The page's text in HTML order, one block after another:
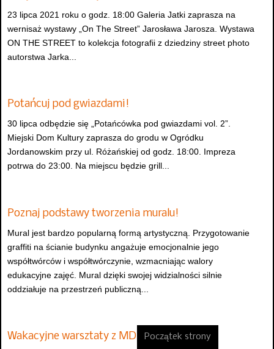
23 lipca 2021 roku o godz. 18:00 Galeria Jatki zaprasza na
wernisaż wystawy „On The Street” Jarosława Jarosza. Wystawa
ON THE STREET to kolekcja fotografii z dziedziny street photo
autorstwa Jarka...
Potańcuj pod gwiazdami!
30 lipca odbędzie się „Potańcówka pod gwiazdami vol. 2”.
Miejski Dom Kultury zaprasza do grodu w Ogródku
Jordanowskim przy ul. Różańskiej od godz. 18:00. Impreza
potrwa do 23:00. Na miejscu będzie grill...
Poznaj podstawy tworzenia muralu!
Mural jest bardzo popularną formą artystyczną. Przygotowanie
graffiti na ścianie budynku angażuje emocjonalnie jego
współtwórców i współtwórczynie, wzmacniając walory
edukacyjne zajęć. Mural dzięki swojej widzialności silnie
oddziałuje na przestrzeń publiczną...
Wakacyjne warsztaty z MDK Początek strony